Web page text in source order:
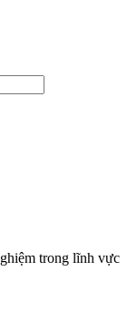
trong lĩnh vực